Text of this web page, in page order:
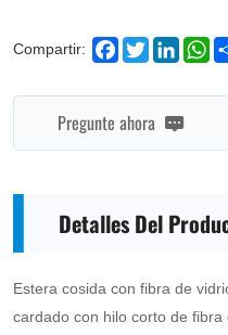
Compartir: Facebook
Twitter
Pregunte ahora
Detalles Del
Estera cosida con fibra de
cardado con hilo corto de